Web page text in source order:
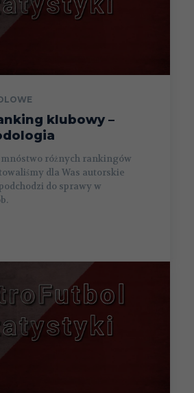
klubowy –
różnych rankingów
dla Was autorskie
do sprawy w